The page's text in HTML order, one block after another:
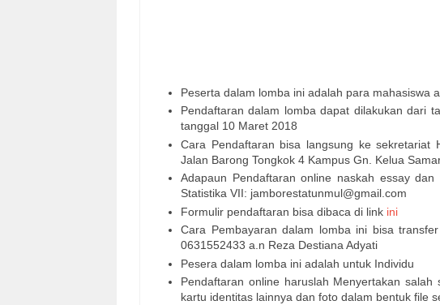
Peserta dalam lomba ini adalah para mahasiswa
Pendaftaran dalam lomba dapat dilakukan dari
tanggal 10 Maret 2018
Cara Pendaftaran bisa langsung ke sekretariat
Jalan Barong Tongkok 4 Kampus Gn. Kelua
Adapaun Pendaftaran online naskah essay
Statistika VII: jamborestatunmul@gmail.com
Formulir pendaftaran bisa dibaca di link ini
Cara Pembayaran dalam lomba ini bisa
0631552433 a.n Reza Destiana Adyati
Pesera dalam lomba ini adalah untuk Individu
Pendaftaran online haruslah Menyertakan
kartu identitas lainnya dan foto dalam bentuk file